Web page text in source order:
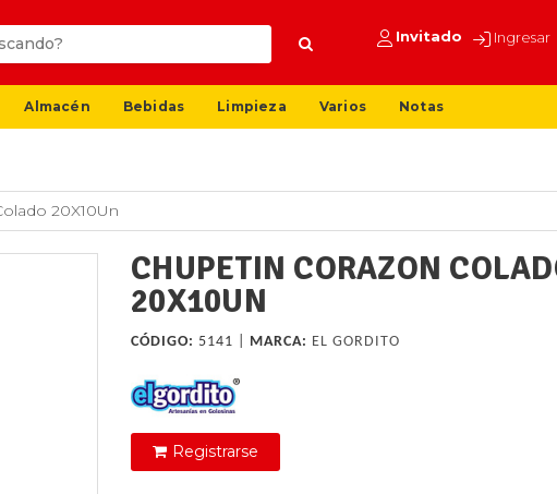
Invitado Ingresar
Almacén Bebidas Limpieza Varios Notas
20X10Un
CHUPETIN CORAZON
20X10UN
CÓDIGO: 5141 | MARCA: EL GORDITO
Registrarse